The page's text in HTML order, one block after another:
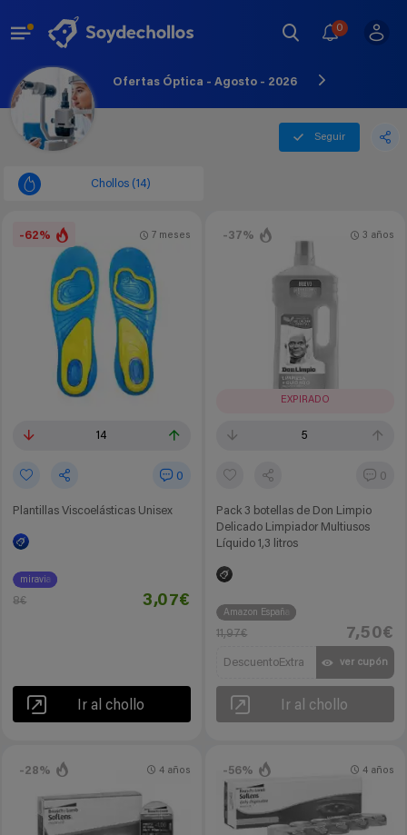
0
Ofertas Óptica - Agosto - 2026
Seguir
Chollos (14)
-62%
14
0
Plantillas Viscoelásticas Unisex
7 meses
miravia
8€ 3,07€
Ir al chollo
-37%
EXPIRADO
5
0
Pack 3 botellas de Don Limpio
Delicado Limpiador Multiusos
Líquido 1,3 litros
3 años
Amazon España
11,97€ 7,50€
DescuentoExtra ver cupón
Ir al chollo
-28% 4 años -56% 4 años